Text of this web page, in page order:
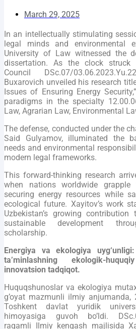
March 29, 2025
In an intellectually stimulating
legal minds and environmental
University of Law witnessed the
dissertation. As the clock
Council DSc.07/
Buxarovich unveiled his research
Issues of Ensuring Energy
paradigms in the specialty
Law, Agrarian Law, Environmental
The defense, conducted under the
Said Gulyamov, illuminated the
needs and environmental
modern legal frameworks.
This forward-thinking research
when nations worldwide grapple
securing energy resources while
ecological future. Xayitov’s work
Uzbekistan’s growing
sustainable development
scholarship.
Energiya va ekologiya
ta’minlashning ekologik-
innovatsion tadqiqot.
Huquqshunoslar va ekologiya
g’oyat mazmunli ilmiy anjumanda,
Toshkent davlat yuridik
himoyasiga guvoh bo’ldi.
raqamli Ilmiy kengash majlisida